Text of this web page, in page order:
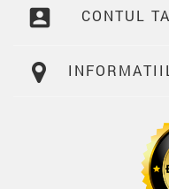
account_box CONTUL